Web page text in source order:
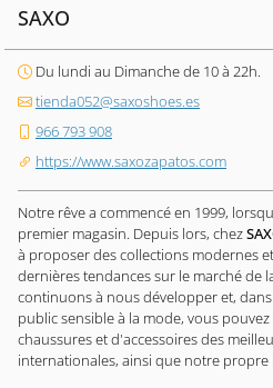
SAXO
Du lundi au Dimanche de 10 à 22h.
tienda052@saxoshoes.es
966 793 908
https://www.saxozapatos.com
Notre rêve a commencé en 1999,
premier magasin. Depuis lors, chez
à proposer des collections modernes
dernières tendances sur le marché de
continuons à nous développer et,
public sensible à la mode, vous
chaussures et d'accessoires des
internationales, ainsi que notre propre